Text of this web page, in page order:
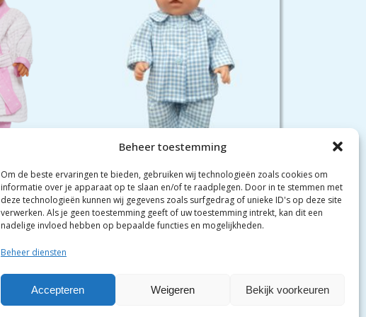
Beheer toestemming
Om de beste ervaringen te bieden, gebruiken wij technologieën zoals cookies om
informatie over je apparaat op te slaan en/of te raadplegen. Door in te stemmen met
deze technologieën kunnen wij gegevens zoals surfgedrag of unieke ID's op deze site
verwerken. Als je geen toestemming geeft of uw toestemming intrekt, kan dit een
nadelige invloed hebben op bepaalde functies en mogelijkheden.
Beheer diensten
Accepteren Weigeren Bekijk voorkeuren
Pyjama Blauwe Ruit
€6.95